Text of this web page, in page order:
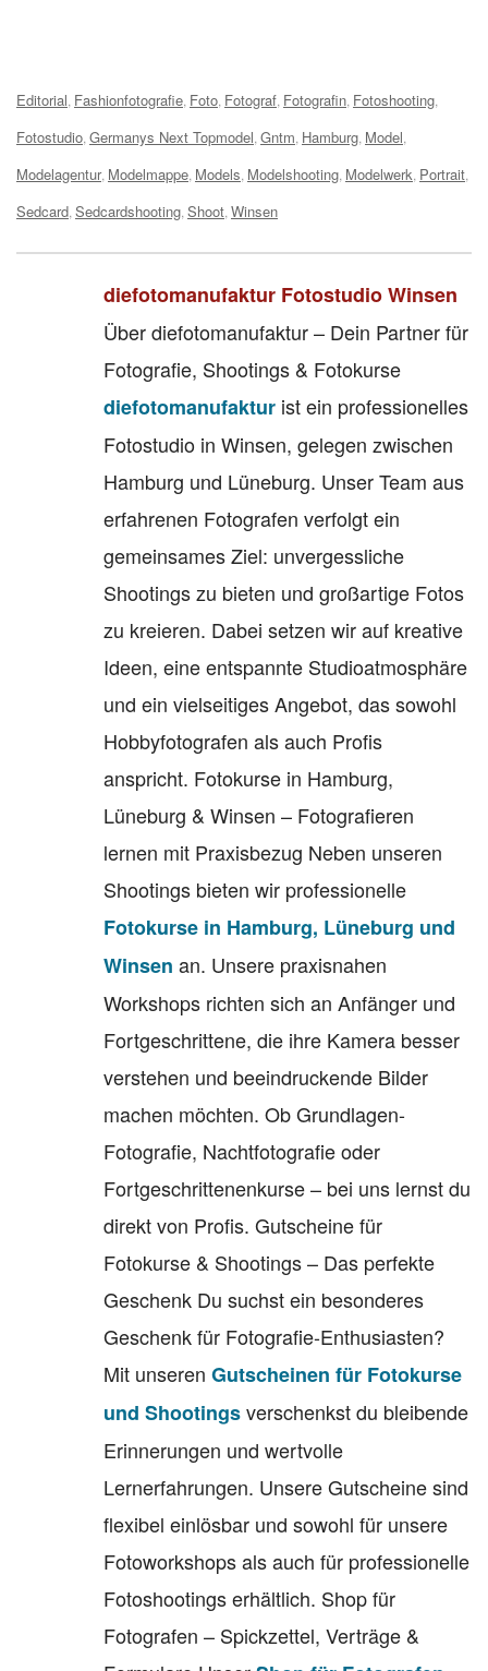
Tags:
Editorial Fashionfotografie Foto Fotograf Fotografin Fotoshooting
Fotostudio Germanys Next Topmodel Gntm Hamburg Model
Modelagentur, Modelmappe Models Modelshooting Modelwerk Portrait
Sedcard Sedcardshooting Shoot Winsen
diefotomanufaktur Fotostudio Winsen
Über diefotomanufaktur – Dein Partner für
Fotografie, Shootings & Fotokurse
diefotomanufaktur ist ein professionelles
Fotostudio in Winsen, gelegen zwischen
Hamburg und Lüneburg. Unser Team aus
erfahrenen Fotografen verfolgt ein
gemeinsames Ziel: unvergessliche
Shootings zu bieten und großartige Fotos
zu kreieren. Dabei setzen wir auf kreative
Ideen, eine entspannte Studioatmosphäre
und ein vielseitiges Angebot, das sowohl
Hobbyfotografen als auch Profis
anspricht. Fotokurse in Hamburg,
Lüneburg & Winsen – Fotografieren
lernen mit Praxisbezug Neben unseren
Shootings bieten wir professionelle
Fotokurse in Hamburg, Lüneburg und
Winsen an. Unsere praxisnahen
Workshops richten sich an Anfänger und
Fortgeschrittene, die ihre Kamera besser
verstehen und beeindruckende Bilder
machen möchten. Ob Grundlagen-
Fotografie, Nachtfotografie oder
Fortgeschrittenenkurse – bei uns lernst du
direkt von Profis. Gutscheine für
Fotokurse & Shootings – Das perfekte
Geschenk Du suchst ein besonderes
Geschenk für Fotografie-Enthusiasten?
Mit unseren Gutscheinen für Fotokurse
und Shootingsverschenkst du bleibende
Erinnerungen und wertvolle
Lernerfahrungen. Unsere Gutscheine sind
flexibel einlösbar und sowohl für unsere
Fotoworkshops als auch für professionelle
Fotoshootings erhältlich. Shop für
Fotografen – Spickzettel, Verträge &